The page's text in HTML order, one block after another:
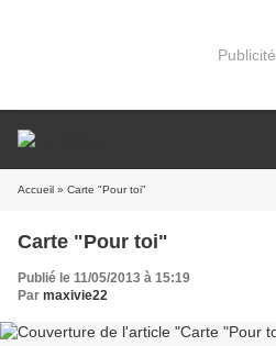
Publicité
Accueil » Carte "Pour toi"
Carte "Pour toi"
Publié le 11/05/2013 à 15:19
Par maxivie22